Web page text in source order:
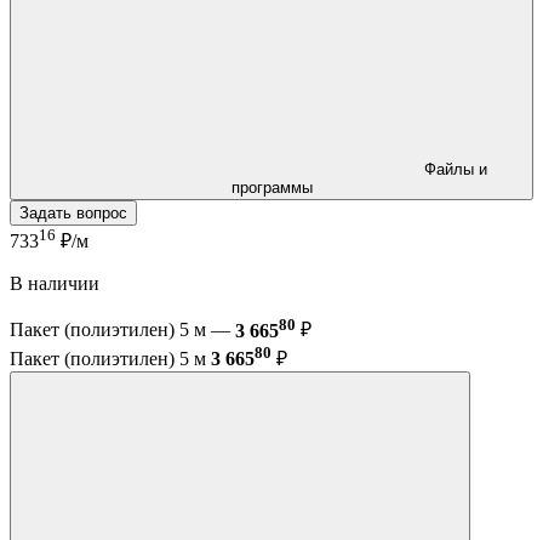
программы
Задать вопрос
73316 ₽/м
В наличии
Пакет (полиэтилен) 5 м — 3 66580 ₽
Пакет (полиэтилен) 5 м 3 66580 ₽